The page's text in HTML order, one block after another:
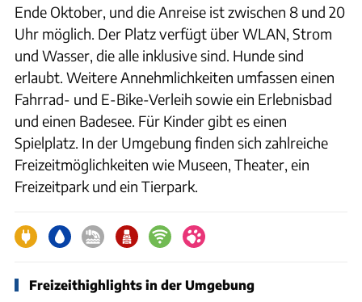
Ende Oktober, und die Anreise ist zwischen 8 und 20
Uhr möglich. Der Platz verfügt über WLAN, Strom
und Wasser, die alle inklusive sind. Hunde sind
erlaubt. Weitere Annehmlichkeiten umfassen einen
Fahrrad- und E-Bike-Verleih sowie ein Erlebnisbad
und einen Badesee. Für Kinder gibt es einen
Spielplatz. In der Umgebung finden sich zahlreiche
Freizeitmöglichkeiten wie Museen, Theater, ein
Freizeitpark und ein Tierpark.
Freizeithighlights in der Umgebung